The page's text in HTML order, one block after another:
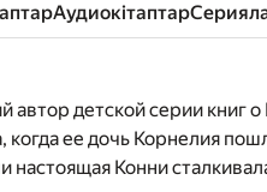
аудиокітаптар
автор детской серии книг
когда ее дочь Корнелия
настоящая Конни